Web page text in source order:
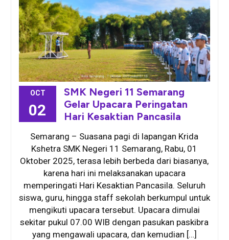
OCT
02
SMK Negeri 11 Semarang
Gelar Upacara Peringatan
Hari Kesaktian Pancasila
Semarang – Suasana pagi di lapangan Krida
Kshetra SMK Negeri 11 Semarang, Rabu, 01
Oktober 2025, terasa lebih berbeda dari biasanya,
karena hari ini melaksanakan upacara
memperingati Hari Kesaktian Pancasila. Seluruh
siswa, guru, hingga staff sekolah berkumpul untuk
mengikuti upacara tersebut. Upacara dimulai
sekitar pukul 07.00 WIB dengan pasukan paskibra
yang mengawali upacara, dan kemudian […]